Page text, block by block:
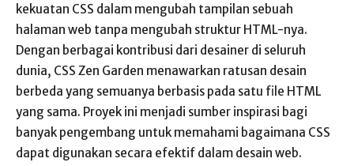
kekuatan CSS dalam mengubah tampilan sebuah
halaman web tanpa mengubah struktur HTML-nya.
Dengan berbagai kontribusi dari desainer di seluruh
dunia, CSS Zen Garden menawarkan ratusan desain
berbeda yang semuanya berbasis pada satu file HTML
yang sama. Proyek ini menjadi sumber inspirasi bagi
banyak pengembang untuk memahami bagaimana CSS
dapat digunakan secara efektif dalam desain web.